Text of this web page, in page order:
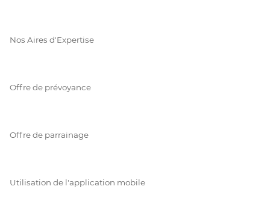
Nos Aires d'Expertise
Offre de prévoyance
Offre de parrainage
Utilisation de l'application mobile